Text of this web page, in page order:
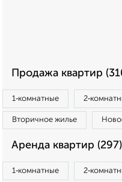
Продажа квартир
1‑комнатные
Вторичное жилье
Аренда квартир (297)
1‑комнатные